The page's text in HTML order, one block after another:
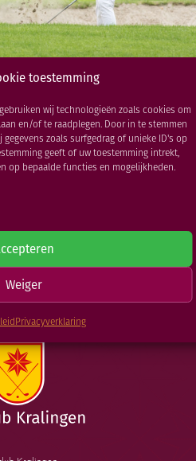
toestemming
wij technologieën zoals cookies om
en/of te raadplegen. Door in te stemmen
zoals surfgedrag of unieke ID's op
geeft of uw toestemming intrekt,
op bepaalde functies en mogelijkheden.
Weiger
Privacyverklaring
2024
Vrienden van Xavier